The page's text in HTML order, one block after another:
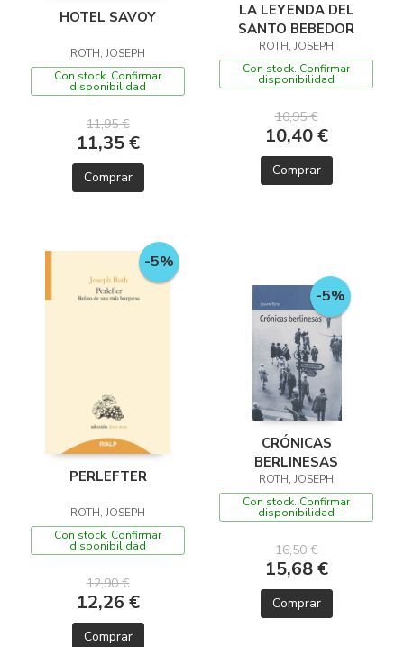
HOTEL SAVOY
ROTH, JOSEPH
Con stock. Confirmar
disponibilidad
11,95 €
11,35 €
Comprar
LA LEYENDA DEL
SANTO BEBEDOR
ROTH, JOSEPH
Con stock. Confirmar
disponibilidad
10,95 €
10,40 €
Comprar
-5%
PERLEFTER
ROTH, JOSEPH
Con stock. Confirmar
disponibilidad
12,90 €
12,26 €
Comprar
-5%
CRÓNICAS
BERLINESAS
ROTH, JOSEPH
Con stock. Confirmar
disponibilidad
16,50 €
15,68 €
Comprar